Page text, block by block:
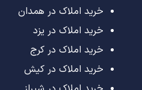
خرید املاک در همدان
خرید املاک در یزد
خرید املاک در کرج
خرید املاک در کیش